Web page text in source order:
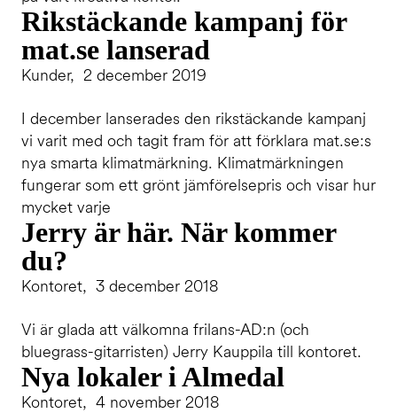
Rikstäckande kampanj för
mat.se lanserad
Kunder, 2 december 2019
I december lanserades den rikstäckande kampanj
vi varit med och tagit fram för att förklara mat.se:s
nya smarta klimatmärkning. Klimatmärkningen
fungerar som ett grönt jämförelsepris och visar hur
mycket varje
Jerry är här. När kommer
du?
Kontoret, 3 december 2018
Vi är glada att välkomna frilans-AD:n (och
bluegrass-gitarristen) Jerry Kauppila till kontoret.
Nya lokaler i Almedal
Kontoret, 4 november 2018